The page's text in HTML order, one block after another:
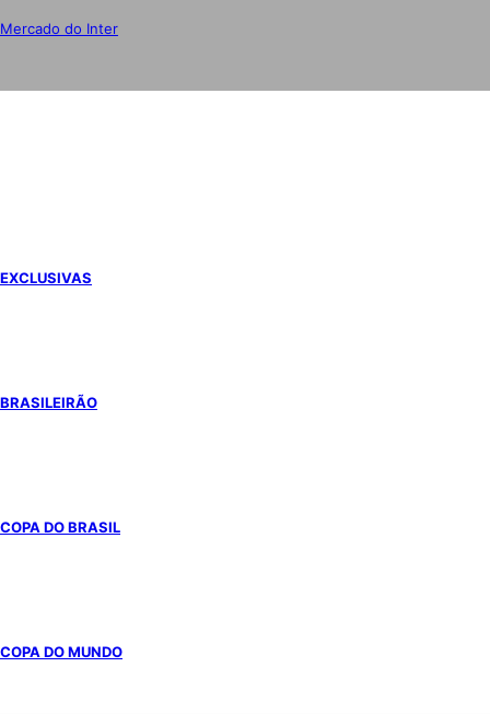
Mercado do Inter
EXCLUSIVAS
BRASILEIRÃO
COPA DO BRASIL
COPA DO MUNDO